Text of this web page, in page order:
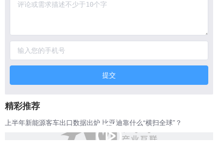
提交
精彩推荐
上半年新能源客车出口数据出炉 比亚迪靠什么“横扫全球”？